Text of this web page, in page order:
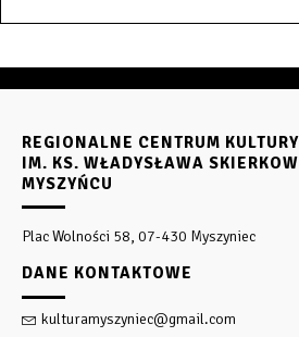
REGIONALNE CENTRUM
IM. KS. WŁADYSŁAWA
MYSZYŃCU
Plac Wolności 58, 07-430 Myszyniec
DANE KONTAKTOWE
kulturamyszyniec@gmail.com